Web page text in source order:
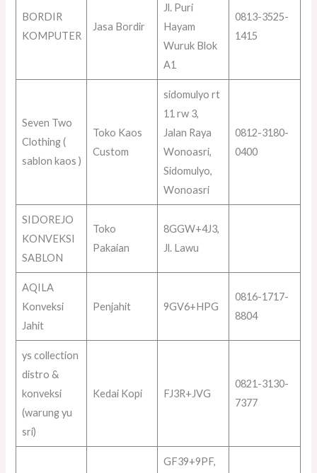
BORDIR
KOMPUTER
Jasa Bordir
Jl. Puri
Hayam
Wuruk Blok
A1
0813-3525-
1415
Seven Two
Clothing (
sablon kaos )
Toko Kaos
Custom
sidomulyo rt
11 rw 3,
Jalan Raya
Wonoasri,
Sidomulyo,
Wonoasri
0812-3180-
0400
SIDOREJO
KONVEKSI
SABLON
Toko
Pakaian
8GGW+4J3,
Jl. Lawu
AQILA
Konveksi
Jahit
Penjahit 9GV6+HPG
0816-1717-
8804
ys collection
distro &
konveksi
(warung yu
sri)
Kedai Kopi FJ3R+JVG
0821-3130-
7377
GF39+9PF,